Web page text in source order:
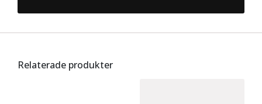
Relaterade produkter